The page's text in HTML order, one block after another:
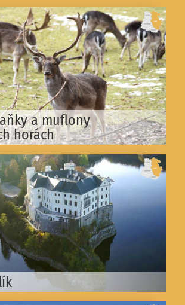
a muflony
horách